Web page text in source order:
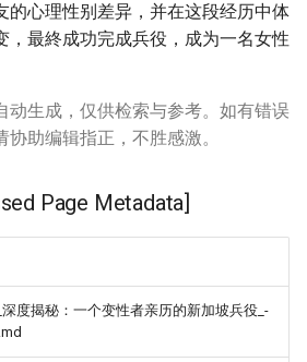
的心理性别差异，并在这段经历中体
，最終成功完成兵役，成为一名女性
动生成，仅供检索与参考。如有错误
助编辑指正，不胜感激。
Page Metadata]
度揭秘：一个变性者亲历的新加坡兵役_-